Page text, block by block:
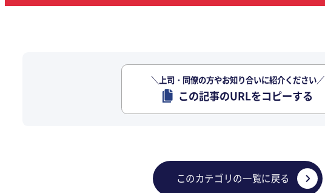
＼上司・同僚の方やお知り合いに紹介ください／
この記事のURLをコピーする
このカテゴリの一覧に戻る